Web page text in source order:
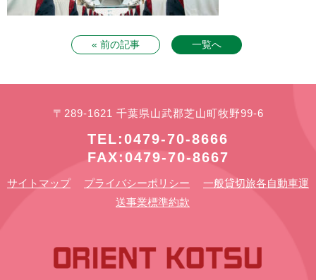
« 前の記事 一覧へ
〒289-1621 千葉県山武郡芝山町牧野99-6
TEL:0479-70-8666
FAX:0479-70-8667
サイトマップ プライバシーポリシー
一般貸切旅各自動車運
送事業標準約款